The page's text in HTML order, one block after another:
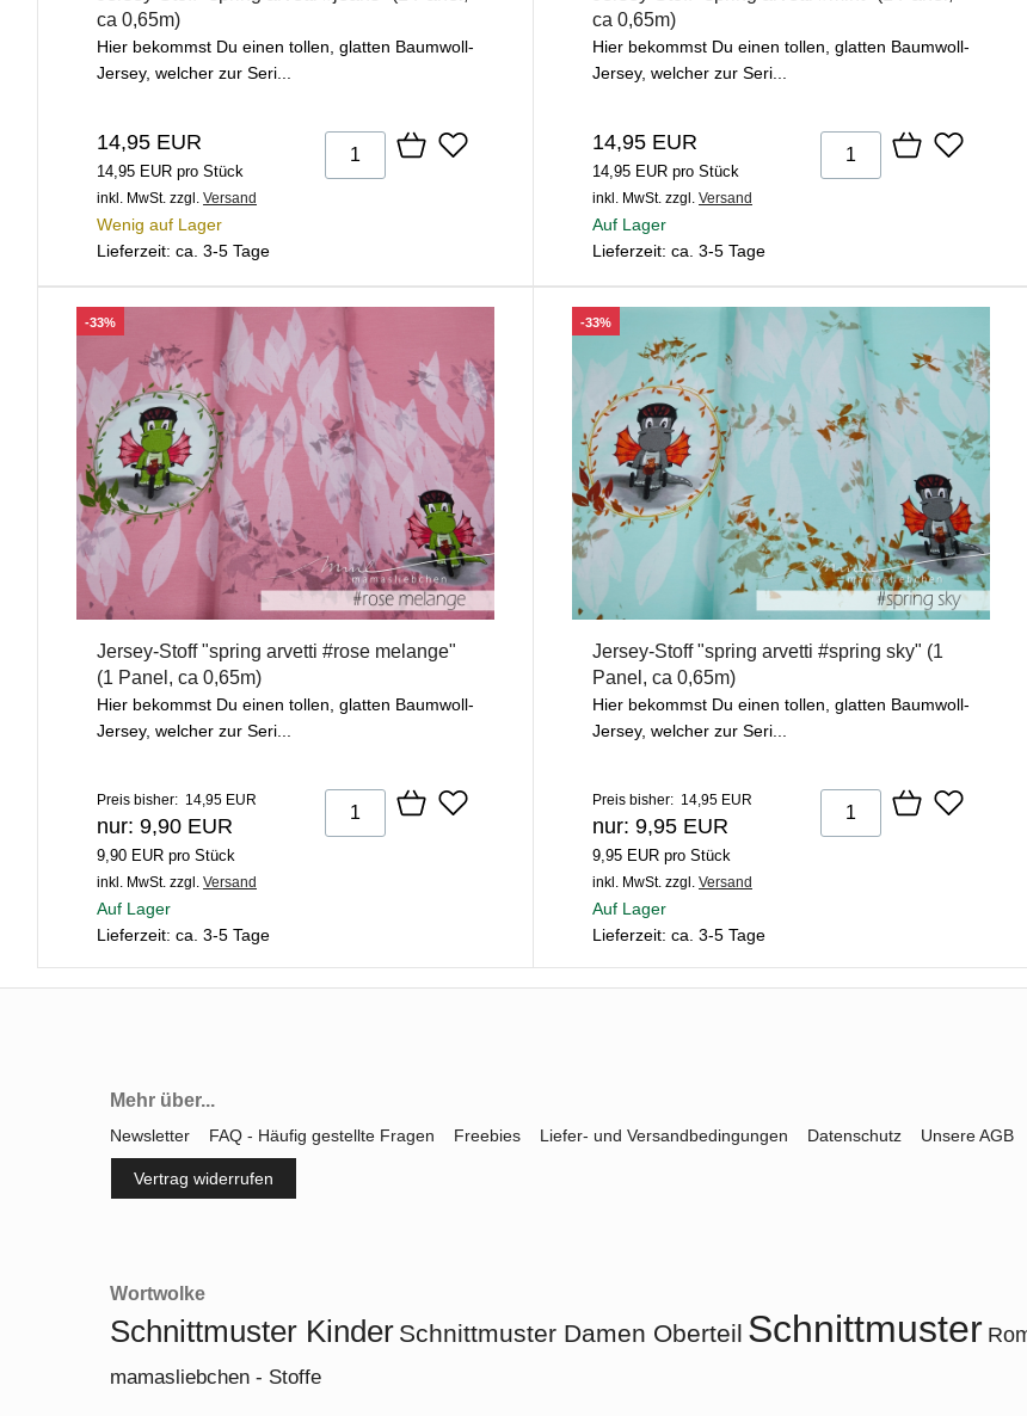
ca 0,65m)
Hier bekommst Du einen tollen, glatten Baumwoll-
Jersey, welcher zur Seri...
14,95 EUR
14,95 EUR pro Stück
inkl. MwSt. zzgl. Versand
Wenig auf Lager
Lieferzeit: ca. 3-5 Tage
ca 0,65m)
Hier bekommst Du einen tollen, glatten Baumwoll-
Jersey, welcher zur Seri...
14,95 EUR
14,95 EUR pro Stück
inkl. MwSt. zzgl. Versand
Auf Lager
Lieferzeit: ca. 3-5 Tage
-33%
Jersey-Stoff "spring arvetti #rose melange"
(1 Panel, ca 0,65m)
Hier bekommst Du einen tollen, glatten Baumwoll-
Jersey, welcher zur Seri...
Preis bisher: 14,95 EUR
nur: 9,90 EUR
9,90 EUR pro Stück
inkl. MwSt. zzgl. Versand
Auf Lager
Lieferzeit: ca. 3-5 Tage
-33%
Jersey-Stoff "spring arvetti #spring sky" (1
Panel, ca 0,65m)
Hier bekommst Du einen tollen, glatten Baumwoll-
Jersey, welcher zur Seri...
Preis bisher: 14,95 EUR
nur: 9,95 EUR
9,95 EUR pro Stück
inkl. MwSt. zzgl. Versand
Auf Lager
Lieferzeit: ca. 3-5 Tage
Mehr über...
Newsletter FAQ - Häufig gestellte Fragen Freebies Liefer- und Versandbedingungen Datenschutz Unsere AGB
Vertrag widerrufen
Wortwolke
Schnittmuster Kinder Schnittmuster Damen Oberteil Schnittmuster
mamasliebchen - Stoffe